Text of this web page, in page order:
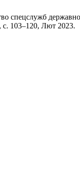
спецслужб
с. 103–120, Лют 2023.